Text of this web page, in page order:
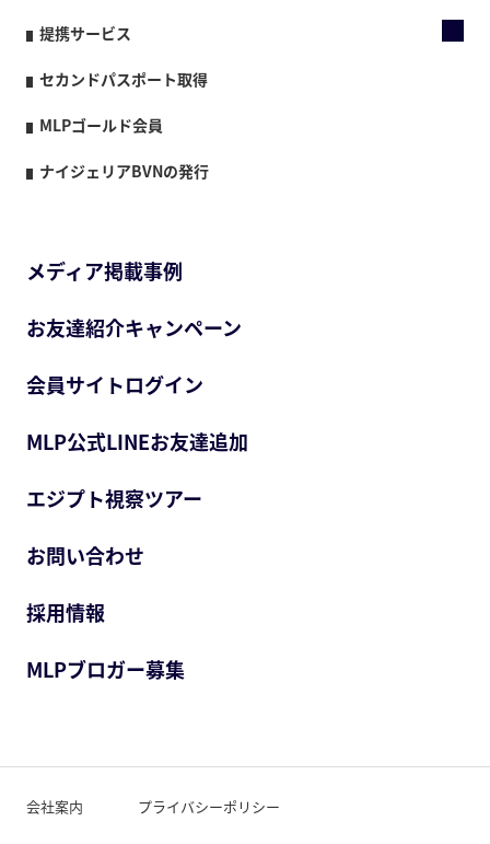
提携サービス
セカンドパスポート取得
MLPゴールド会員
ナイジェリアBVNの発行
メディア掲載事例
お友達紹介キャンペーン
会員サイトログイン
MLP公式LINEお友達追加
エジプト視察ツアー
お問い合わせ
採用情報
MLPブロガー募集
会社案内 プライバシーポリシー